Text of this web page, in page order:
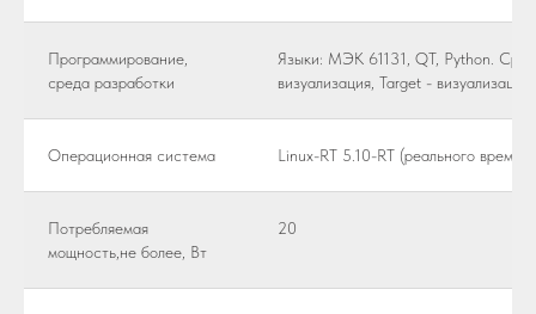
Программирование,
среда разработки
Языки: МЭК 61131, QT, Python.
визуализация, Target - визуализация
Операционная система Linux-RT 5.10-RT (реального
Потребляемая
мощность,не более, Вт
20